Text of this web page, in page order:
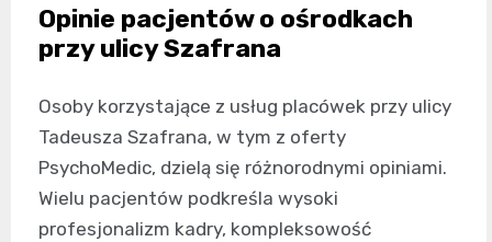
Opinie pacjentów o ośrodkach
przy ulicy Szafrana
Osoby korzystające z usług placówek przy ulicy
Tadeusza Szafrana, w tym z oferty
PsychoMedic, dzielą się różnorodnymi opiniami.
Wielu pacjentów podkreśla wysoki
profesjonalizm kadry, kompleksowość